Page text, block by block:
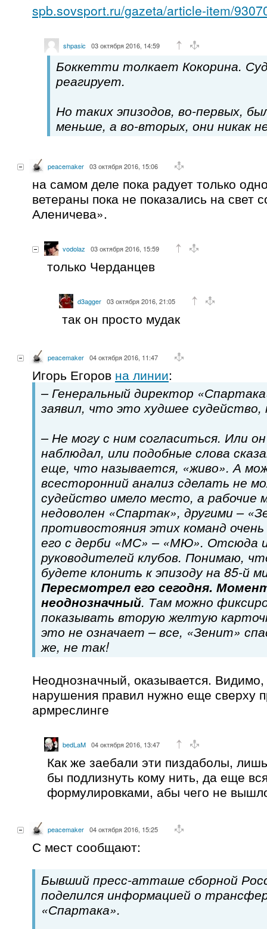
spb.sovsport.ru/gazeta/article-item/
shpasic 03 октября 2016, 14:59
Боккетти толкает Кокорина.
реагирует.
Но таких эпизодов, во-первых,
меньше, а во-вторых, они никак
peacemaker 03 октября 2016, 15:06
на самом деле пока радует только
ветераны пока не показались на свет
Аленичева».
vodolaz 03 октября 2016, 15:59
только Черданцев
d3agger 03 октября 2016, 21:05
так он просто мудак
peacemaker 04 октября 2016, 11:47
Игорь Егоров на линии:
– Генеральный директор
заявил, что это худшее судейство,
– Не могу с ним согласиться. Или
наблюдал, или подобные слова
еще, что называется, «живо». А
всесторонний анализ сделать не
судейство имело место, а
недоволен «Спартак», другими –
противостояния этих команд
его с дерби «МС» – «МЮ». Отсюда
руководителей клубов. Понимаю,
будете клонить к эпизоду на 85-й
Пересмотрел его сегодня.
неоднозначный. Там можно
показывать вторую желтую
это не означает – все, «Зенит»
же, не так!
Неоднозначный, оказывается.
нарушения правил нужно еще сверху
армреслинге
bedLaM 04 октября 2016, 13:47
Как же заебали эти пиздаболы,
бы подлизнуть кому нить, да еще
формулировками, абы чего не
peacemaker 04 октября 2016, 15:25
С мест сообщают:
Бывший пресс-атташе сборной
поделился информацией о
«Спартака».